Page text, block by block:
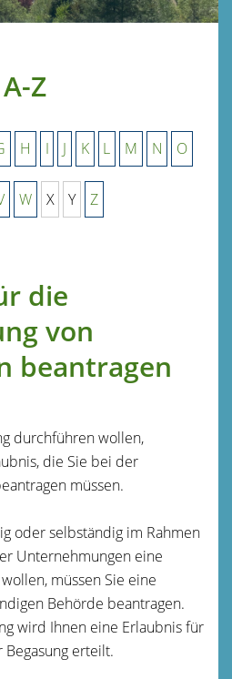
Z
H I J K L M N O
W X Y Z
die
von
beantragen
durchführen wollen,
die Sie bei der
müssen.
oder selbständig im Rahmen
Unternehmungen eine
müssen Sie eine
Behörde beantragen.
wird Ihnen eine Erlaubnis für
erteilt.